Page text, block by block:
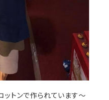
ットンで作られています〜